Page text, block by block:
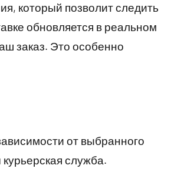
который позволит следить
обновляется в реальном
заказ. Это особенно
от выбранного
служба.